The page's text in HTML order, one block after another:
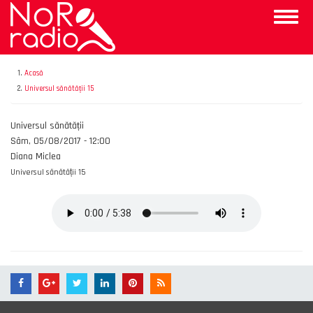
Mergi
conţinutul
principal
Toggle
Acasă
Universul sănătății 15
Emisiunea
Universul sănătății
Data
Sâm, 05/08/2017 - 12:00
Autor
Diana Miclea
Universul sănătății 15